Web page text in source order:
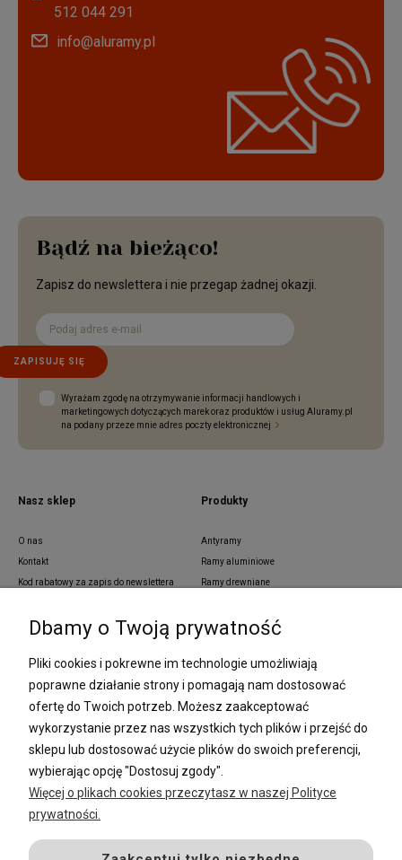
512 044 291
info@aluramy.pl
Bądź na bieżąco!
Zapisz do newslettera i nie przegap żadnej okazji.
ZAPISUJĘ SIĘ
Wyrażam zgodę na otrzymywanie informacji handlowych i
marketingowych dotyczących marek oraz produktów i usług Aluramy.pl
na podany przeze mnie adres poczty elektronicznej
Nasz sklep
O nas
Kontakt
Kod rabatowy za zapis do newslettera
Zamówienia indywidualne
Polityka prywatności
Produkty
Antyramy
Ramy aluminiowe
Ramy drewniane
Ramy z tworzywa sztucznego
Passe partout
Lustra i ramy na wymiar
Oprawa dyplomów
Oprawa plakatów
Oprawa puzzli
Ramki na zdjęcia
Płatności i dostawa
Dbamy o Twoją prywatność
Pliki cookies i pokrewne im technologie umożliwiają
poprawne działanie strony i pomagają nam dostosować
ofertę do Twoich potrzeb. Możesz zaakceptować
wykorzystanie przez nas wszystkich tych plików i przejść do
sklepu lub dostosować użycie plików do swoich preferencji,
wybierając opcję "Dostosuj zgody".
Więcej o plikach cookies przeczytasz w naszej Polityce
prywatności.